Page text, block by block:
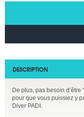
DESCRIPTION
De plus, pas besoin
pour que vous puissiez y
Diver PADI.